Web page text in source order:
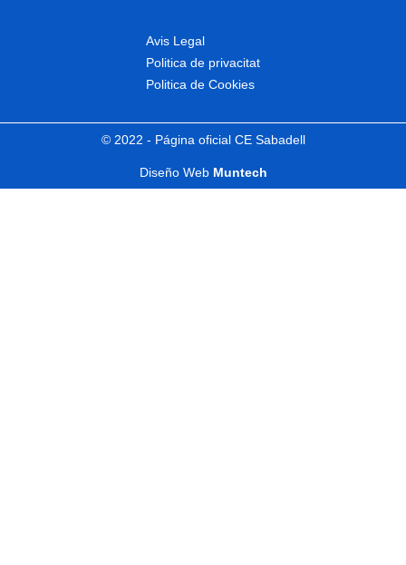
Avis Legal
Politica de privacitat
Politica de Cookies
© 2022 - Página oficial CE Sabadell
Diseño Web Muntech